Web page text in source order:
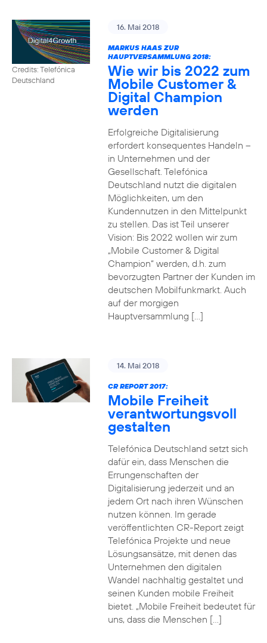
Credits: Telefónica
Deutschland
16. Mai 2018
MARKUS HAAS ZUR
HAUPTVERSAMMLUNG 2018:
Wie wir bis 2022 zum
Mobile Customer &
Digital Champion
werden
Erfolgreiche Digitalisierung
erfordert konsequentes Handeln –
in Unternehmen und der
Gesellschaft. Telefónica
Deutschland nutzt die digitalen
Möglichkeiten, um den
Kundennutzen in den Mittelpunkt
zu stellen. Das ist Teil unserer
Vision: Bis 2022 wollen wir zum
„Mobile Customer & Digital
Champion“ werden, d.h. zum
bevorzugten Partner der Kunden im
deutschen Mobilfunkmarkt. Auch
auf der morgigen
Hauptversammlung […]
14. Mai 2018
CR REPORT 2017:
Mobile Freiheit
verantwortungsvoll
gestalten
Telefónica Deutschland setzt sich
dafür ein, dass Menschen die
Errungenschaften der
Digitalisierung jederzeit und an
jedem Ort nach ihren Wünschen
nutzen können. Im gerade
veröffentlichten CR-Report zeigt
Telefónica Projekte und neue
Lösungsansätze, mit denen das
Unternehmen den digitalen
Wandel nachhaltig gestaltet und
seinen Kunden mobile Freiheit
bietet. „Mobile Freiheit bedeutet für
uns, dass die Menschen […]